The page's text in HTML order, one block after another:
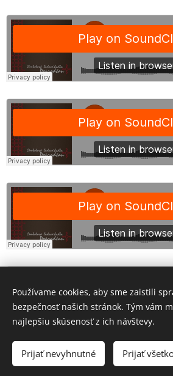
Používame cookies, aby sme zaistili
bezpečnosť našich stránok. Tým vám
najlepšiu skúsenosť z ich návštevy.
Prijať nevyhnutné Prijať